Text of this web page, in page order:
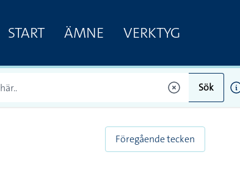
START ÄMNE VERKTYG
Sök
Föregående tecken